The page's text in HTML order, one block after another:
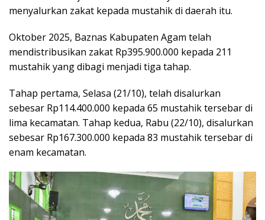
menyalurkan zakat kepada mustahik di daerah itu.
Oktober 2025, Baznas Kabupaten Agam telah
mendistribusikan zakat Rp395.900.000 kepada 211
mustahik yang dibagi menjadi tiga tahap.
Tahap pertama, Selasa (21/10), telah disalurkan
sebesar Rp114.400.000 kepada 65 mustahik tersebar di
lima kecamatan. Tahap kedua, Rabu (22/10), disalurkan
sebesar Rp167.300.000 kepada 83 mustahik tersebar di
enam kecamatan.